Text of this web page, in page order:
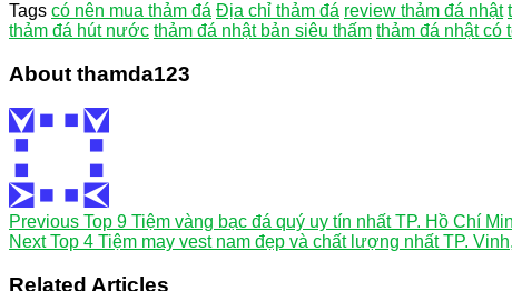
Tags có nên mua thảm đá Địa chỉ thảm đá review thảm đá nhật
thảm đá hút nước thảm đá nhật bản siêu thấm thảm đá nhật có
About thamda123
Previous Top 9 Tiệm vàng bạc đá quý uy tín nhất TP. Hồ Chí
NextTop 4 Tiệm may vest nam đẹp và chất lượng nhất TP.
Related Articles